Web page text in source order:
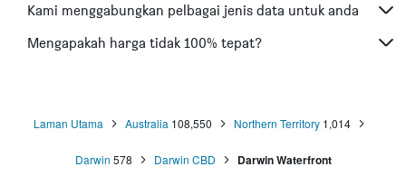
Hotel di Putrajaya
Hotel di Shah Alam
Hotel di Lumut
Kami menggabungkan pelbagai jenis data untuk anda
Mengapakah harga tidak 100% tepat?
Laman Utama Australia 108,550 Northern Territory 1,014
Darwin 578 Darwin CBD Darwin Waterfront